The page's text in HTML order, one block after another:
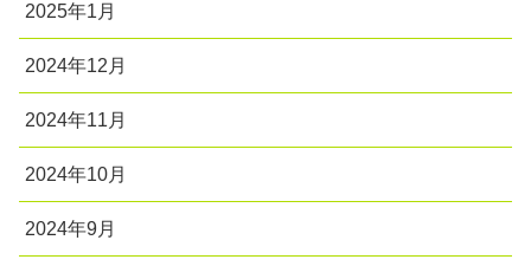
2025年1月
2024年12月
2024年11月
2024年10月
2024年9月